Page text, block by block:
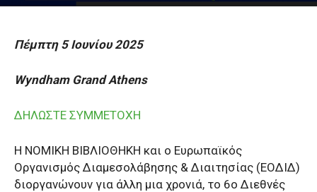
Πέμπτη 5 Ιουνίου 2025
Wyndham Grand Athens
ΔΗΛΩΣΤΕ ΣΥΜΜΕΤΟΧΗ
Η ΝΟΜΙΚΗ ΒΙΒΛΙΟΘΗΚΗ και ο Ευρωπαϊκός
Οργανισμός Διαμεσολάβησης & Διαιτησίας (ΕΟΔΙΔ)
διοργανώνουν για άλλη μια χρονιά, το 6ο Διεθνές